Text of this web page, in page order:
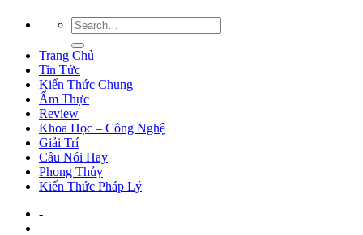
Trang Chủ
Tin Tức
Kiến Thức Chung
Ẩm Thực
Review
Khoa Học – Công Nghệ
Giải Trí
Câu Nói Hay
Phong Thủy
Kiến Thức Pháp Lý
-